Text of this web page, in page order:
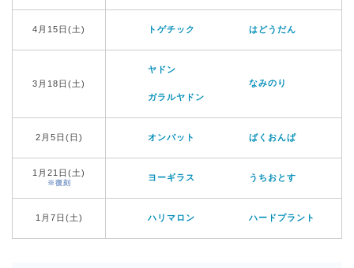
4月15日(土) トゲチック はどうだん
3月18日(土)
ヤドン
ガラルヤドン
なみのり
2月5日(日) オンバット ばくおんぱ
1月21日(土)
※復刻
ヨーギラス うちおとす
1月7日(土) ハリマロン ハードプラント